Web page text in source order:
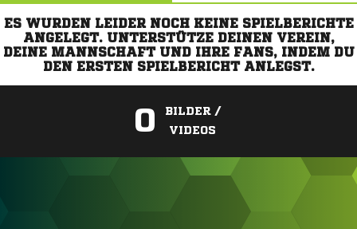
ES WURDEN LEIDER NOCH KEINE SPIELBERICHTE
ANGELEGT. UNTERSTÜTZE DEINEN VEREIN,
DEINE MANNSCHAFT UND IHRE FANS, INDEM DU
DEN ERSTEN SPIELBERICHT ANLEGST.
0
BILDER /
VIDEOS